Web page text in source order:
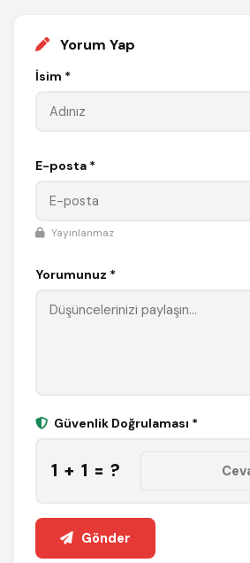
Yorum Yap
İsim *
E-posta *
Yayınlanmaz
Yorumunuz *
Güvenlik Doğrulaması *
1 + 1 = ?
Gönder